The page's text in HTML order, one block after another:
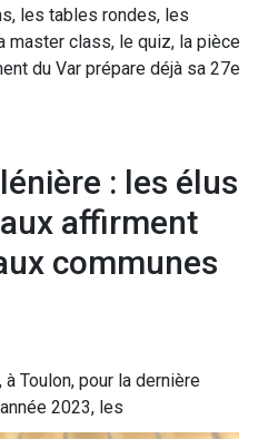
les tables rondes, les
master class, le quiz, la pièce
du Var prépare déjà sa 27e
: les élus
affirment
communes
Toulon, pour la dernière
2023, les